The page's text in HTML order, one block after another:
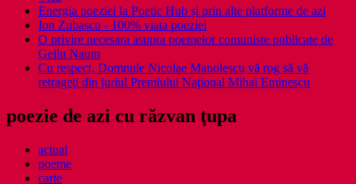
Energia poeziei la Poetic Hub și prin alte platforme de azi
Ion Zubascu - 100% viata poeziei
O privire necesara asupra poemelor comuniste publicate de
Gellu Naum
Cu respect, Domnule Nicolae Manolescu vă rog să vă
retrageţi din juriul Premiului Naţional Mihai Eminescu
poezie de azi cu răzvan ţupa
actual
poeme
carte